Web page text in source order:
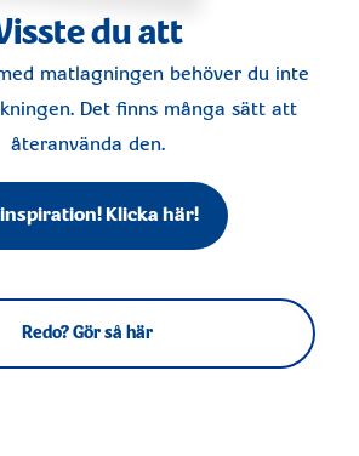
du att
matlagningen behöver du inte
Det finns många sätt att
återanvända den.
inspiration! Klicka här!
Redo? Gör så här